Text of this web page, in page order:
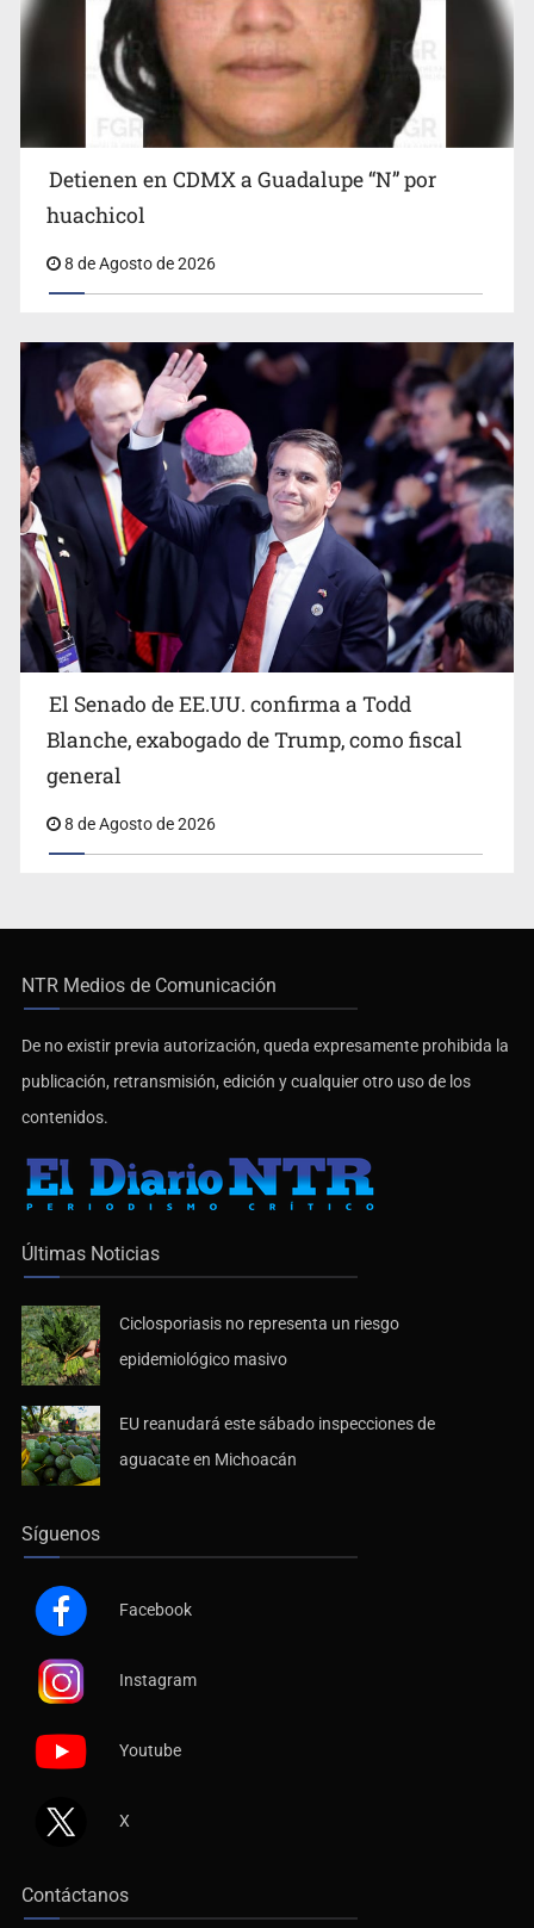
Ciclosporiasis no representa un riesgo epidemiológico
masivo
Detienen en CDMX a Guadalupe “N” por
huachicol
8 de Agosto de 2026
El Senado de EE.UU. confirma a Todd
Blanche, exabogado de Trump, como fiscal
general
8 de Agosto de 2026
NTR Medios de Comunicación
De no existir previa autorización, queda expresamente prohibida la
publicación, retransmisión, edición y cualquier otro uso de los
contenidos.
Últimas Noticias
Ciclosporiasis no representa un riesgo
epidemiológico masivo
EU reanudará este sábado inspecciones de
aguacate en Michoacán
Síguenos
Facebook
Instagram
Youtube
X
Contáctanos